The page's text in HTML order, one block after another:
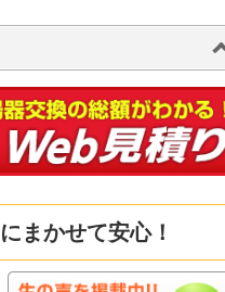
まかせて安心！